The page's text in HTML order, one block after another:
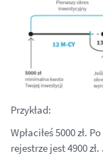
Przykład:
Wpłaciłeś 5000 zł.
rejestrze jest 4900